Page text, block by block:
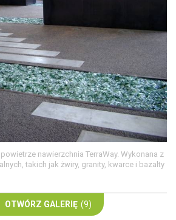
nawierzchnia TerraWay. Wykonana z
takich jak żwiry, granity, kwarce i bazalty
OTWÓRZ GALERIĘ (9)